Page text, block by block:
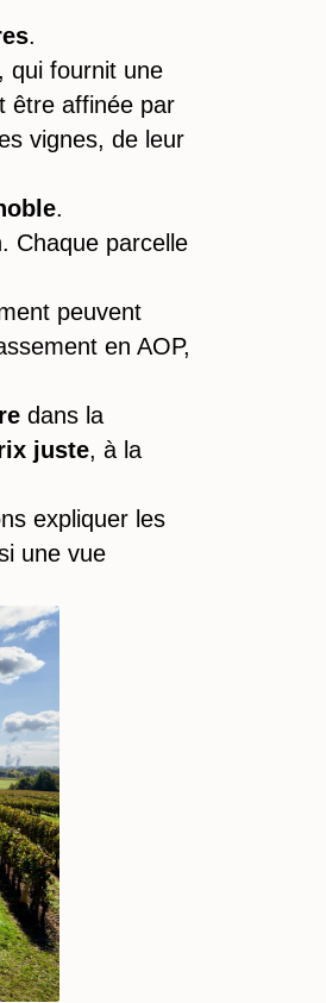
.
qui fournit une
être affinée par
vignes, de leur
.
Chaque parcelle
peuvent
en AOP,
dans la
juste, à la
expliquer les
une vue